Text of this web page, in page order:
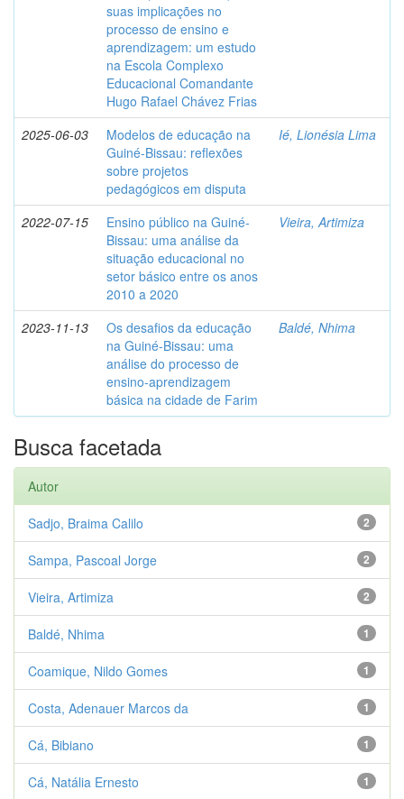
suas implicações no
processo de ensino e
aprendizagem: um estudo
na Escola Complexo
Educacional Comandante
Hugo Rafael Chávez Frias
2025-06-03
Modelos de educação na
Guiné-Bissau: reflexões
sobre projetos
pedagógicos em disputa
Ié, Lionésia Lima
2022-07-15
Ensino público na Guiné-
Bissau: uma análise da
situação educacional no
setor básico entre os anos
2010 a 2020
Vieira, Artimiza
2023-11-13
Os desafios da educação
na Guiné-Bissau: uma
análise do processo de
ensino-aprendizagem
básica na cidade de Farim
Baldé, Nhima
Busca facetada
Autor
2
Sadjo, Braima Calilo
2
Sampa, Pascoal Jorge
2
Vieira, Artimiza
1
Baldé, Nhima
1
Coamique, Nildo Gomes
1
Costa, Adenauer Marcos da
1
Cá, Bibiano
1
Cá, Natália Ernesto